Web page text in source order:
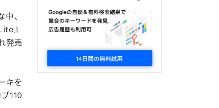
、
』
発売
キを
110